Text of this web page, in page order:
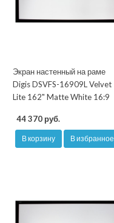
Экран настенный на раме
Digis DSVFS-16909L Velvet
Lite 162" Matte White 16:9
44 370 руб.
В корзину В избранное